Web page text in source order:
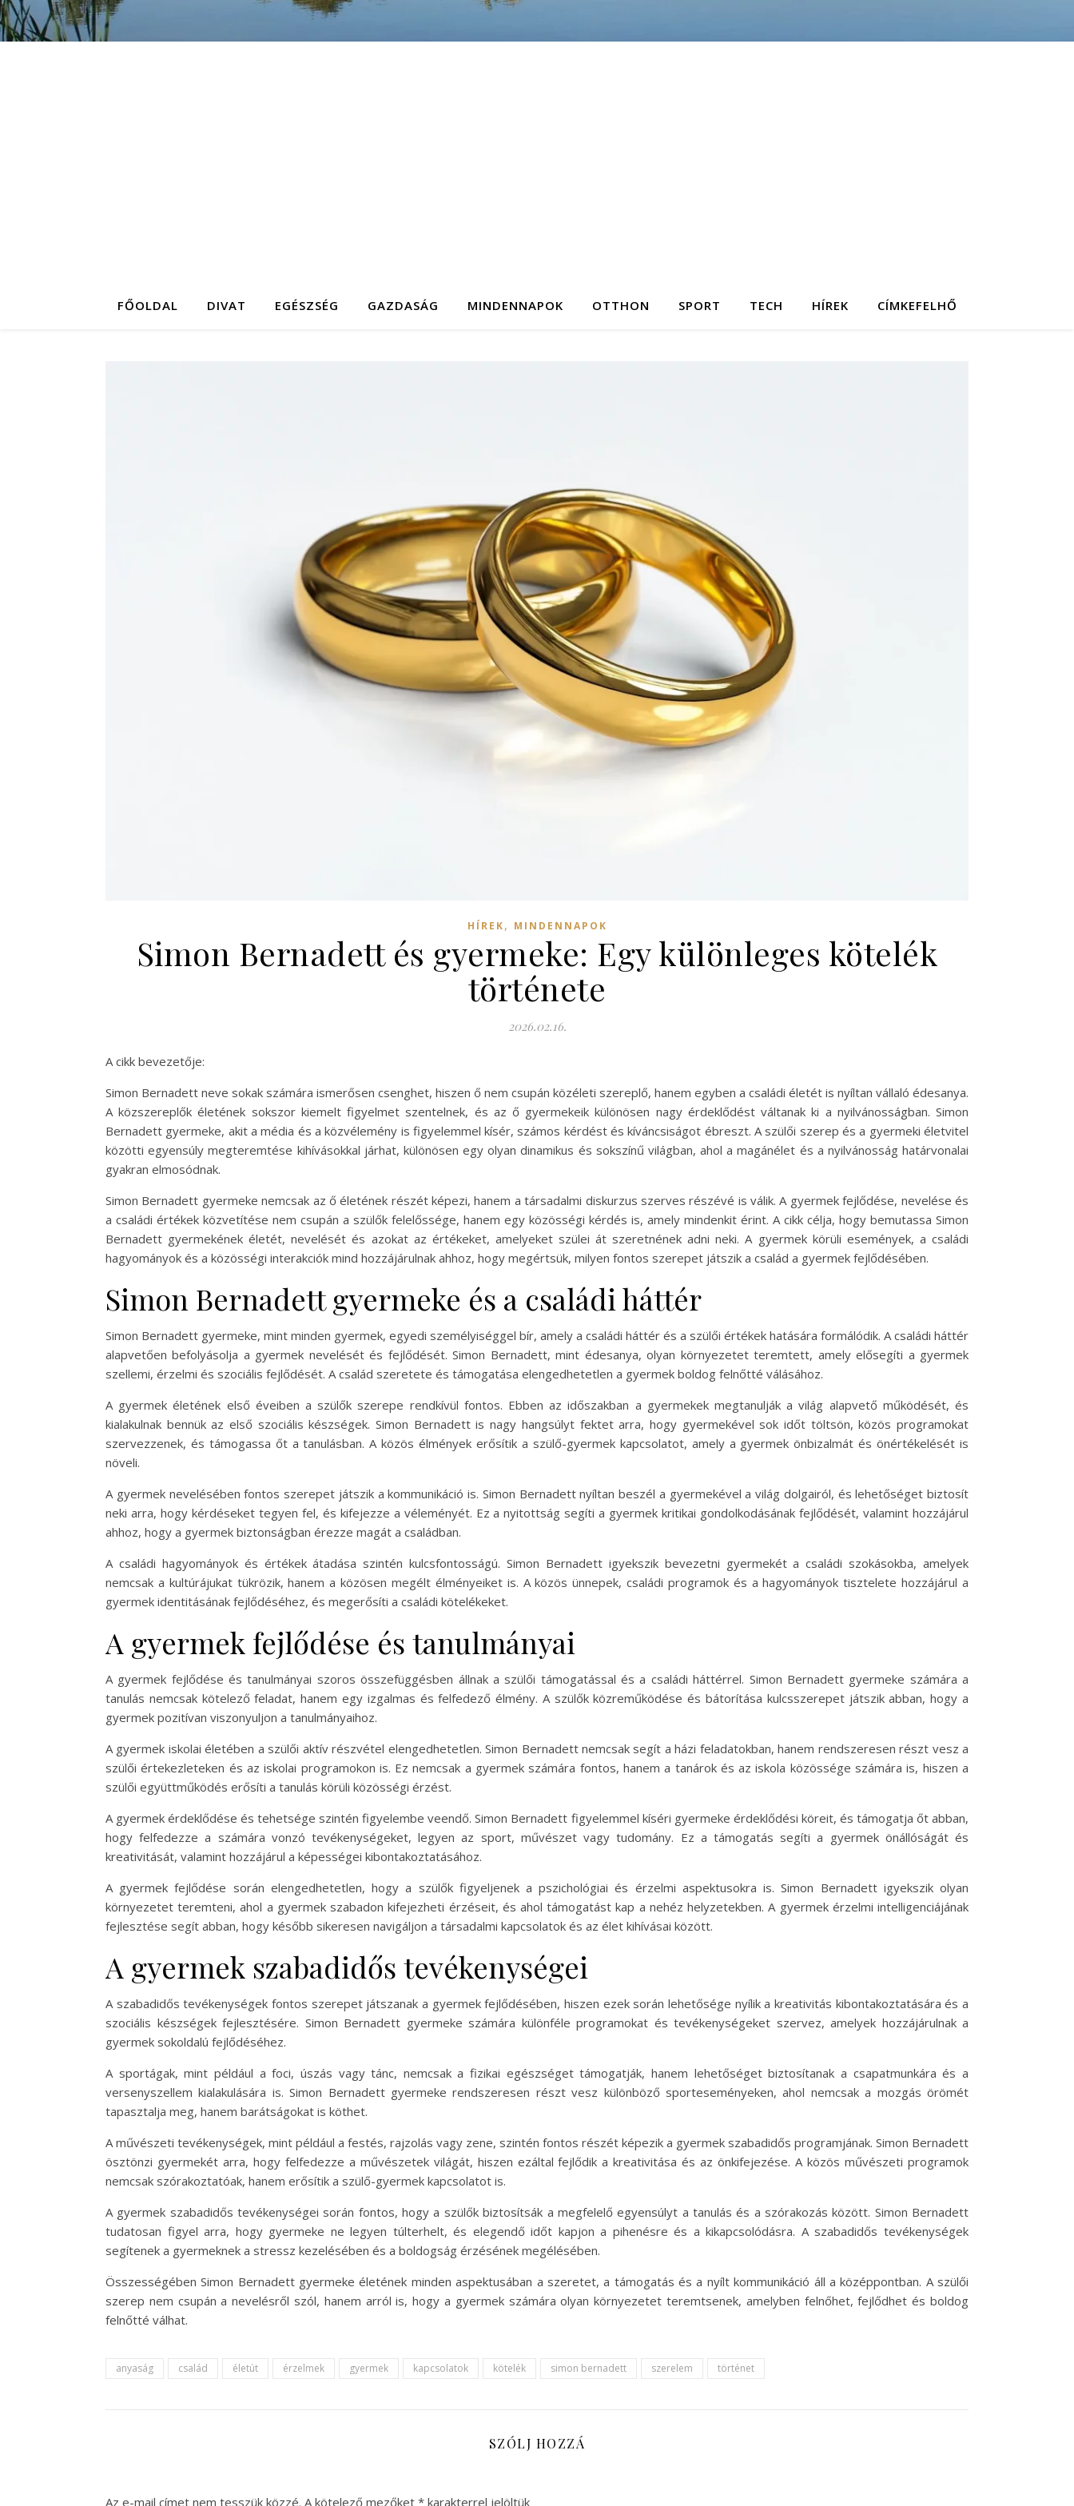
FŐOLDAL DIVAT EGÉSZSÉG GAZDASÁG MINDENNAPOK OTTHON SPORT TECH HÍREK CÍMKEFELHŐ
HÍREK, MINDENNAPOK
Simon Bernadett és gyermeke: Egy különleges kötelék
története
2026.02.16.
A cikk bevezetője:
Simon Bernadett neve sokak számára ismerősen csenghet, hiszen ő nem csupán közéleti szereplő, hanem egyben a családi életét is nyíltan vállaló édesanya.
A közszereplők életének sokszor kiemelt figyelmet szentelnek, és az ő gyermekeik különösen nagy érdeklődést váltanak ki a nyilvánosságban. Simon
Bernadett gyermeke, akit a média és a közvélemény is figyelemmel kísér, számos kérdést és kíváncsiságot ébreszt. A szülői szerep és a gyermeki életvitel
közötti egyensúly megteremtése kihívásokkal járhat, különösen egy olyan dinamikus és sokszínű világban, ahol a magánélet és a nyilvánosság határvonalai
gyakran elmosódnak.
Simon Bernadett gyermeke nemcsak az ő életének részét képezi, hanem a társadalmi diskurzus szerves részévé is válik. A gyermek fejlődése, nevelése és
a családi értékek közvetítése nem csupán a szülők felelőssége, hanem egy közösségi kérdés is, amely mindenkit érint. A cikk célja, hogy bemutassa Simon
Bernadett gyermekének életét, nevelését és azokat az értékeket, amelyeket szülei át szeretnének adni neki. A gyermek körüli események, a családi
hagyományok és a közösségi interakciók mind hozzájárulnak ahhoz, hogy megértsük, milyen fontos szerepet játszik a család a gyermek fejlődésében.
Simon Bernadett gyermeke és a családi háttér
Simon Bernadett gyermeke, mint minden gyermek, egyedi személyiséggel bír, amely a családi háttér és a szülői értékek hatására formálódik. A családi háttér
alapvetően befolyásolja a gyermek nevelését és fejlődését. Simon Bernadett, mint édesanya, olyan környezetet teremtett, amely elősegíti a gyermek
szellemi, érzelmi és szociális fejlődését. A család szeretete és támogatása elengedhetetlen a gyermek boldog felnőtté válásához.
A gyermek életének első éveiben a szülők szerepe rendkívül fontos. Ebben az időszakban a gyermekek megtanulják a világ alapvető működését, és
kialakulnak bennük az első szociális készségek. Simon Bernadett is nagy hangsúlyt fektet arra, hogy gyermekével sok időt töltsön, közös programokat
szervezzenek, és támogassa őt a tanulásban. A közös élmények erősítik a szülő-gyermek kapcsolatot, amely a gyermek önbizalmát és önértékelését is
növeli.
A gyermek nevelésében fontos szerepet játszik a kommunikáció is. Simon Bernadett nyíltan beszél a gyermekével a világ dolgairól, és lehetőséget biztosít
neki arra, hogy kérdéseket tegyen fel, és kifejezze a véleményét. Ez a nyitottság segíti a gyermek kritikai gondolkodásának fejlődését, valamint hozzájárul
ahhoz, hogy a gyermek biztonságban érezze magát a családban.
A családi hagyományok és értékek átadása szintén kulcsfontosságú. Simon Bernadett igyekszik bevezetni gyermekét a családi szokásokba, amelyek
nemcsak a kultúrájukat tükrözik, hanem a közösen megélt élményeiket is. A közös ünnepek, családi programok és a hagyományok tisztelete hozzájárul a
gyermek identitásának fejlődéséhez, és megerősíti a családi kötelékeket.
A gyermek fejlődése és tanulmányai
A gyermek fejlődése és tanulmányai szoros összefüggésben állnak a szülői támogatással és a családi háttérrel. Simon Bernadett gyermeke számára a
tanulás nemcsak kötelező feladat, hanem egy izgalmas és felfedező élmény. A szülők közreműködése és bátorítása kulcsszerepet játszik abban, hogy a
gyermek pozitívan viszonyuljon a tanulmányaihoz.
A gyermek iskolai életében a szülői aktív részvétel elengedhetetlen. Simon Bernadett nemcsak segít a házi feladatokban, hanem rendszeresen részt vesz a
szülői értekezleteken és az iskolai programokon is. Ez nemcsak a gyermek számára fontos, hanem a tanárok és az iskola közössége számára is, hiszen a
szülői együttműködés erősíti a tanulás körüli közösségi érzést.
A gyermek érdeklődése és tehetsége szintén figyelembe veendő. Simon Bernadett figyelemmel kíséri gyermeke érdeklődési köreit, és támogatja őt abban,
hogy felfedezze a számára vonzó tevékenységeket, legyen az sport, művészet vagy tudomány. Ez a támogatás segíti a gyermek önállóságát és
kreativitását, valamint hozzájárul a képességei kibontakoztatásához.
A gyermek fejlődése során elengedhetetlen, hogy a szülők figyeljenek a pszichológiai és érzelmi aspektusokra is. Simon Bernadett igyekszik olyan
környezetet teremteni, ahol a gyermek szabadon kifejezheti érzéseit, és ahol támogatást kap a nehéz helyzetekben. A gyermek érzelmi intelligenciájának
fejlesztése segít abban, hogy később sikeresen navigáljon a társadalmi kapcsolatok és az élet kihívásai között.
A gyermek szabadidős tevékenységei
A szabadidős tevékenységek fontos szerepet játszanak a gyermek fejlődésében, hiszen ezek során lehetősége nyílik a kreativitás kibontakoztatására és a
szociális készségek fejlesztésére. Simon Bernadett gyermeke számára különféle programokat és tevékenységeket szervez, amelyek hozzájárulnak a
gyermek sokoldalú fejlődéséhez.
A sportágak, mint például a foci, úszás vagy tánc, nemcsak a fizikai egészséget támogatják, hanem lehetőséget biztosítanak a csapatmunkára és a
versenyszellem kialakulására is. Simon Bernadett gyermeke rendszeresen részt vesz különböző sporteseményeken, ahol nemcsak a mozgás örömét
tapasztalja meg, hanem barátságokat is köthet.
A művészeti tevékenységek, mint például a festés, rajzolás vagy zene, szintén fontos részét képezik a gyermek szabadidős programjának. Simon Bernadett
ösztönzi gyermekét arra, hogy felfedezze a művészetek világát, hiszen ezáltal fejlődik a kreativitása és az önkifejezése. A közös művészeti programok
nemcsak szórakoztatóak, hanem erősítik a szülő-gyermek kapcsolatot is.
A gyermek szabadidős tevékenységei során fontos, hogy a szülők biztosítsák a megfelelő egyensúlyt a tanulás és a szórakozás között. Simon Bernadett
tudatosan figyel arra, hogy gyermeke ne legyen túlterhelt, és elegendő időt kapjon a pihenésre és a kikapcsolódásra. A szabadidős tevékenységek
segítenek a gyermeknek a stressz kezelésében és a boldogság érzésének megélésében.
Összességében Simon Bernadett gyermeke életének minden aspektusában a szeretet, a támogatás és a nyílt kommunikáció áll a középpontban. A szülői
szerep nem csupán a nevelésről szól, hanem arról is, hogy a gyermek számára olyan környezetet teremtsenek, amelyben felnőhet, fejlődhet és boldog
felnőtté válhat.
anyaság család életút érzelmek gyermek kapcsolatok kötelék simon bernadett szerelem történet
SZÓLJ HOZZÁ
Az e-mail címet nem tesszük közzé. A kötelező mezőket * karakterrel jelöltük